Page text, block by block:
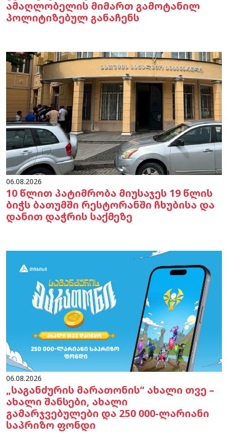
ამაღლობელის მიმართ გამოტანილ
პოლიტიზებულ განაჩენს
06.08.2026
10 წლით პატიმრობა მიუსაჯეს 19 წლის
ბიჭს ბათუმში რესტორანში ჩხუბისა და
დანით დაჭრის საქმეზე
06.08.2026
„საგანძურის მარათონის“ ახალი თვე –
ახალი შანსები, ახალი
გამარჯვებულები და 250 000-ლარიანი
საპრიზო ფონდი